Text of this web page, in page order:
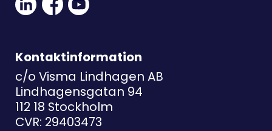
Social
Link
Social
Link
Link
Kontaktinformation
c/o Visma Lindhagen AB
Lindhagensgatan 94
112 18 Stockholm
CVR: 29403473